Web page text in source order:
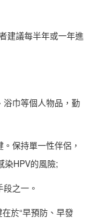
議每半年或一年進
巾等個人物品，勤
保持單一性伴侶，
染HPV的風險;
之一。
於“早預防、早發